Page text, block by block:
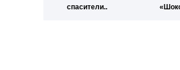
спасители..